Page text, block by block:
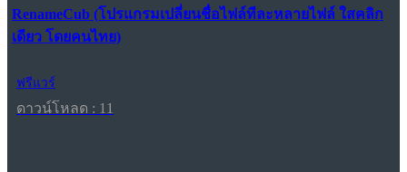
RenameCub (โปรแกรมเปลี่ยนชื่อไฟล์ทีละหลายไฟล์ ใสคลิก
เดียว โดยคนไทย)
ฟรีแวร์
ดาวน์โหลด : 11